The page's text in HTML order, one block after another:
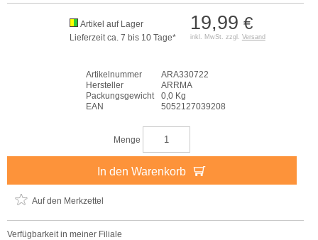
19,99 €
inkl. MwSt. zzgl. Versand
Artikel auf Lager
Lieferzeit ca. 7 bis 10 Tage*
Artikelnummer
ARA330722
Hersteller
ARRMA
Packungsgewicht
0,0 Kg
EAN
5052127039208
Menge
In den Warenkorb
Auf den Merkzettel
Verfügbarkeit in meiner Filiale